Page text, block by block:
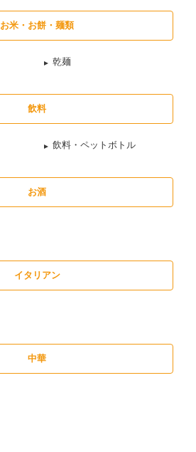
お米・お餅・麺類
乾麺
飲料
飲料・ペットボトル
お酒
イタリアン
中華